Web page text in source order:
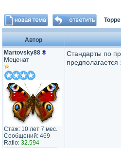
Автор
Martovsky88 ®
Меценат
Стаж: 10 лет 7 мес.
Сообщений: 469
Ratio: 32.594
Стандарты по